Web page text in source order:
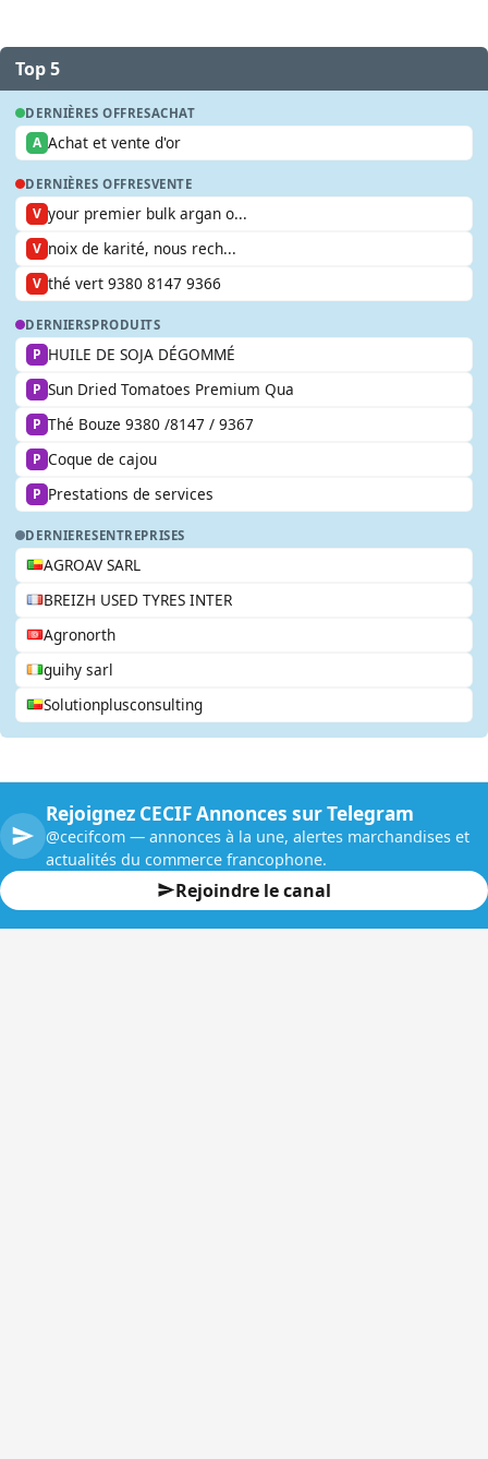
Top 5
DERNIÈRES OFFRESACHAT
A Achat et vente d'or
DERNIÈRES OFFRESVENTE
V your premier bulk argan o...
V noix de karité, nous rech...
V thé vert 9380 8147 9366
DERNIERSPRODUITS
P HUILE DE SOJA DÉGOMMÉ
P Sun Dried Tomatoes Premium Qua
P Thé Bouze 9380 /8147 / 9367
P Coque de cajou
P Prestations de services
DERNIERESENTREPRISES
AGROAV SARL
BREIZH USED TYRES INTER
Agronorth
guihy sarl
Solutionplusconsulting
Rejoignez CECIF Annonces sur Telegram
@cecifcom — annonces à la une, alertes marchandises et
actualités du commerce francophone.
Rejoindre le canal